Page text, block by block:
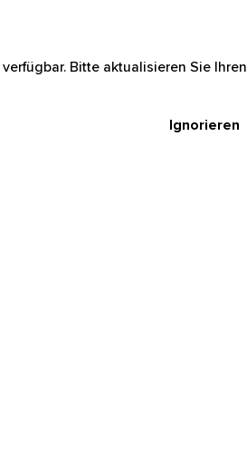
Bitte aktualisieren Sie Ihren
Ignorieren